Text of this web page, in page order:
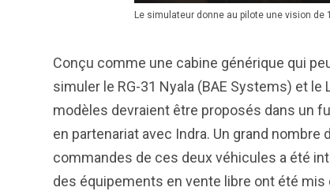
Le simulateur donne au pilote une vision de
Conçu comme une cabine générique qui
simuler le RG-31 Nyala (BAE Systems) et le
modèles devraient être proposés dans un
en partenariat avec Indra. Un grand
commandes de ces deux véhicules a été
des équipements en vente libre ont été mis